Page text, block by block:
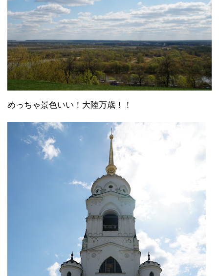
めっちゃ景色いい！大陸万歳！！